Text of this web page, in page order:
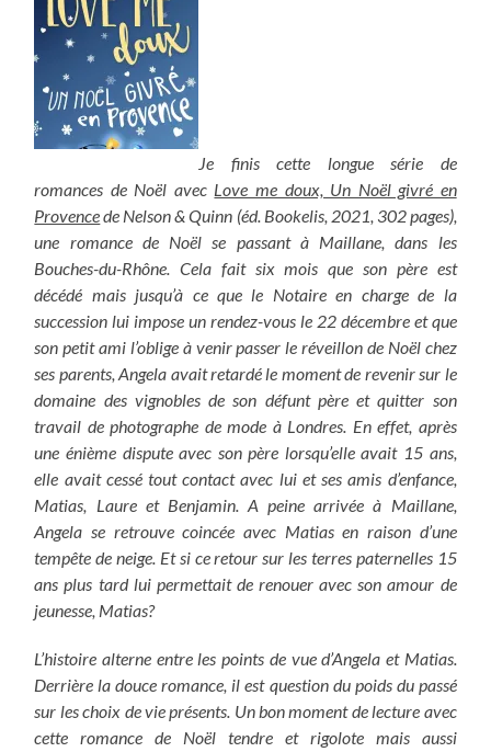
Je finis cette longue série de
romances de Noël avec Love me doux, Un Noël givré en
Provencede Nelson & Quinn (éd. Bookelis, 2021, 302 pages),
une romance de Noël se passant à Maillane, dans les
Bouches-du-Rhône. Cela fait six mois que son père est
décédé mais jusqu’à ce que le Notaire en charge de la
succession lui impose un rendez-vous le 22 décembre et que
son petit ami l’oblige à venir passer le réveillon de Noël chez
ses parents, Angela avait retardé le moment de revenir sur le
domaine des vignobles de son défunt père et quitter son
travail de photographe de mode à Londres. En effet, après
une énième dispute avec son père lorsqu’elle avait 15 ans,
elle avait cessé tout contact avec lui et ses amis d’enfance,
Matias, Laure et Benjamin. A peine arrivée à Maillane,
Angela se retrouve coincée avec Matias en raison d’une
tempête de neige. Et si ce retour sur les terres paternelles 15
ans plus tard lui permettait de renouer avec son amour de
jeunesse, Matias?
L’histoire alterne entre les points de vue d’Angela et Matias.
Derrière la douce romance, il est question du poids du passé
sur les choix de vie présents. Un bon moment de lecture avec
cette romance de Noël tendre et rigolote mais aussi